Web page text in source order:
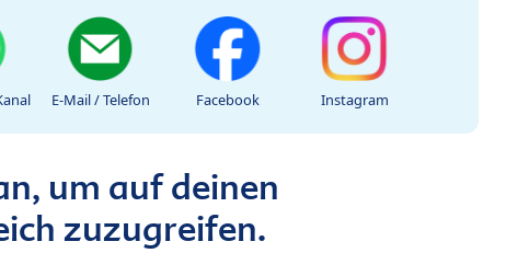
E-Mail / Telefon Facebook Instagram
um auf deinen
zuzugreifen.